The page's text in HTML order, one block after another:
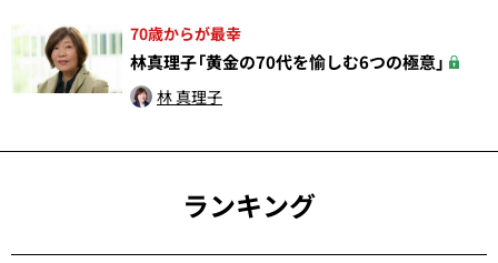
70歳からが最幸
林真理子「黄金の70代を愉しむ6つの極意」
林 真理子
ランキング